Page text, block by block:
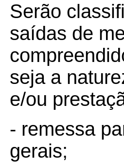
Serão
saídas de
seja a
e/ou
- remessa
gerais;